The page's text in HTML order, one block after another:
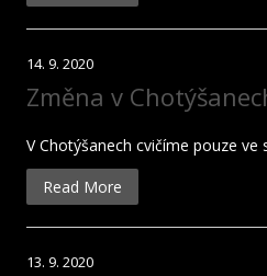
14. 9. 2020
Změna v
V Chotýšanech cvičíme pouze ve
Read More
13. 9. 2020